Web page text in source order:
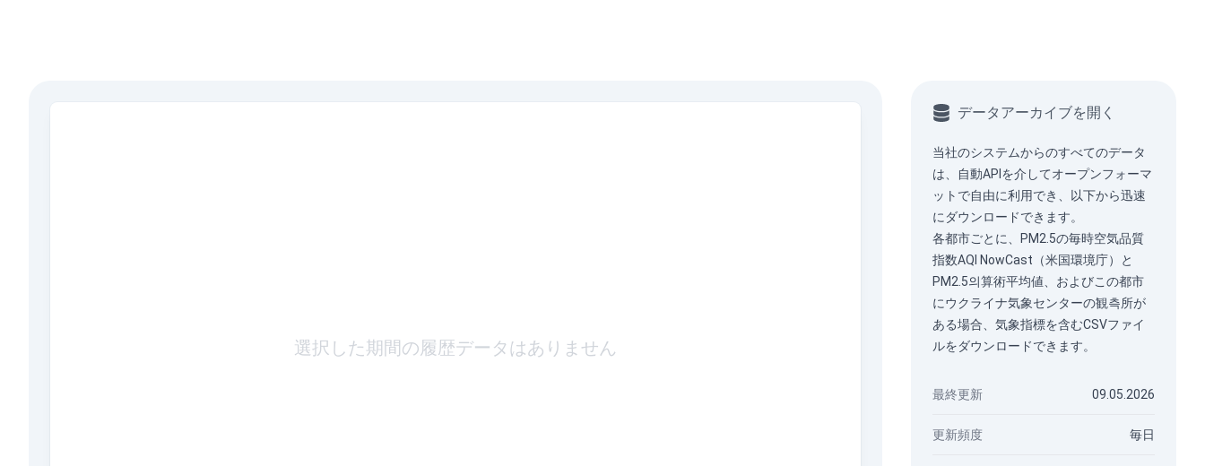
選択した期間の履歴データはありません
データアーカイブを開く
当社のシステムからのすべてのデータ
は、
自動API を介してオープンフォーマ
ットで自由に利用でき、以下から迅速
にダウンロードできます。
各都市ごとに、PM2.5の毎時空気品質
指数AQI NowCast（米国環境庁）と
PM2.5의算術平均値、およびこの都市
にウクライナ気象センターの観측所が
ある場合、気象指標を含むCSVファイ
ルをダウンロードできます。
最終更新 09.05.2026
更新頻度 毎日